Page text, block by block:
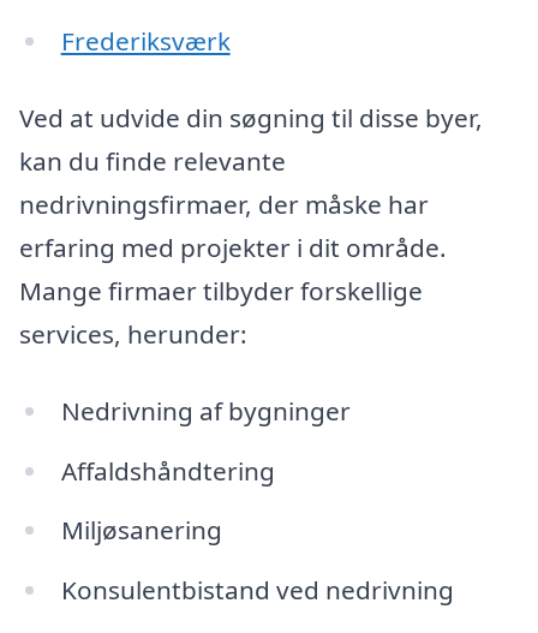
Frederiksværk
Ved at udvide din søgning til disse byer,
kan du finde relevante
nedrivningsfirmaer, der måske har
erfaring med projekter i dit område.
Mange firmaer tilbyder forskellige
services, herunder:
Nedrivning af bygninger
Affaldshåndtering
Miljøsanering
Konsulentbistand ved nedrivning